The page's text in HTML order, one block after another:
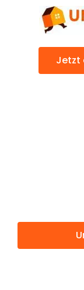
Jetzt